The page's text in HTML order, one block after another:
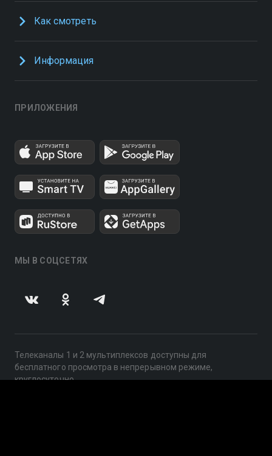
Как смотреть
Информация
ПРИЛОЖЕНИЯ
МЫ В СОЦСЕТЯХ
Телеканалы 1 и 2 мультиплексов доступны для
бесплатного просмотра в непрерывном режиме,
круглосуточно.